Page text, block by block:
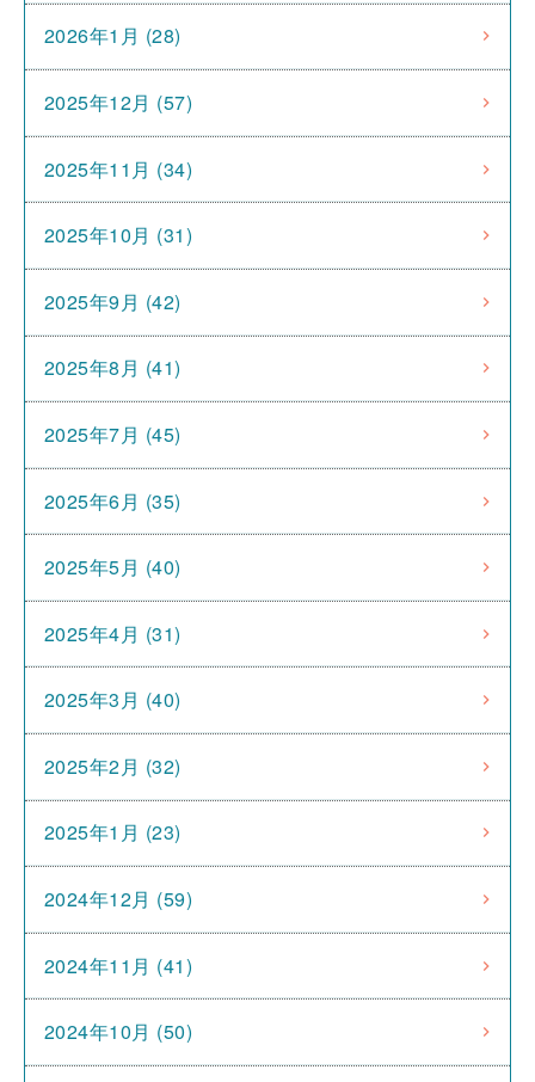
2026年1月 (28)
2025年12月 (57)
2025年11月 (34)
2025年10月 (31)
2025年9月 (42)
2025年8月 (41)
2025年7月 (45)
2025年6月 (35)
2025年5月 (40)
2025年4月 (31)
2025年3月 (40)
2025年2月 (32)
2025年1月 (23)
2024年12月 (59)
2024年11月 (41)
2024年10月 (50)